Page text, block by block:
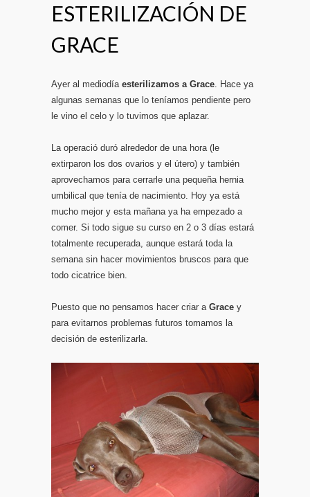
ESTERILIZACIÓN DE
GRACE
Ayer al mediodía esterilizamos a Grace. Hace ya
algunas semanas que lo teníamos pendiente pero
le vino el celo y lo tuvimos que aplazar.
La operació duró alrededor de una hora (le
extirparon los dos ovarios y el útero) y también
aprovechamos para cerrarle una pequeña hernia
umbilical que tenía de nacimiento. Hoy ya está
mucho mejor y esta mañana ya ha empezado a
comer. Si todo sigue su curso en 2 o 3 días estará
totalmente recuperada, aunque estará toda la
semana sin hacer movimientos bruscos para que
todo cicatrice bien.
Puesto que no pensamos hacer criar a Grace y
para evitarnos problemas futuros tomamos la
decisión de esterilizarla.